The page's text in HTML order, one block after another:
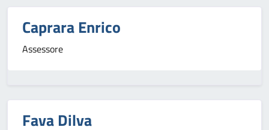
Caprara Enrico
Assessore
Fava Dilva